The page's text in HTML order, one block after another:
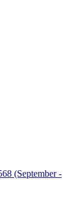
(September -